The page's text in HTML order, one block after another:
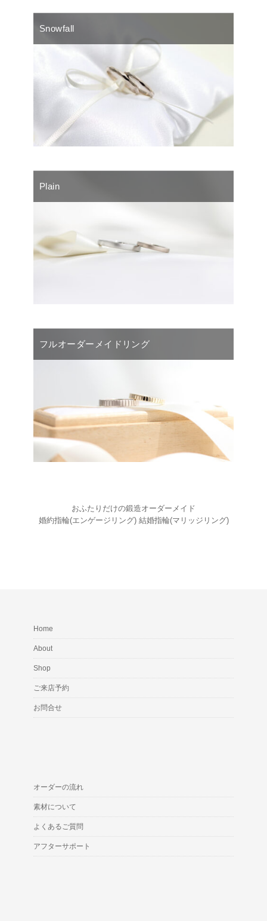
Snowfall
Plain
フルオーダーメイドリング
おふたりだけの鍛造オーダーメイド
婚約指輪(エンゲージリング) 結婚指輪(マリッジリング)
Home
About
Shop
ご来店予約
お問合せ
オーダーの流れ
素材について
よくあるご質問
アフターサポート